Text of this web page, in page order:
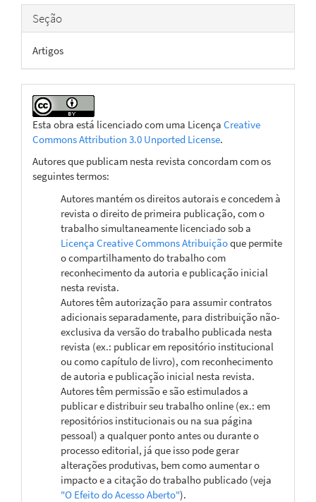
Seção
Artigos
Esta obra está licenciado com uma Licença Creative
Commons Attribution 3.0 Unported License.
Autores que publicam nesta revista concordam com os
seguintes termos:
Autores mantém os direitos autorais e concedem à
revista o direito de primeira publicação, com o
trabalho simultaneamente licenciado sob a
Licença Creative Commons Atribuiçãoque permite
o compartilhamento do trabalho com
reconhecimento da autoria e publicação inicial
nesta revista.
Autores têm autorização para assumir contratos
adicionais separadamente, para distribuição não-
exclusiva da versão do trabalho publicada nesta
revista (ex.: publicar em repositório institucional
ou como capítulo de livro), com reconhecimento
de autoria e publicação inicial nesta revista.
Autores têm permissão e são estimulados a
publicar e distribuir seu trabalho online (ex.: em
repositórios institucionais ou na sua página
pessoal) a qualquer ponto antes ou durante o
processo editorial, já que isso pode gerar
alterações produtivas, bem como aumentar o
impacto e a citação do trabalho publicado (veja
"O Efeito do Acesso Aberto").